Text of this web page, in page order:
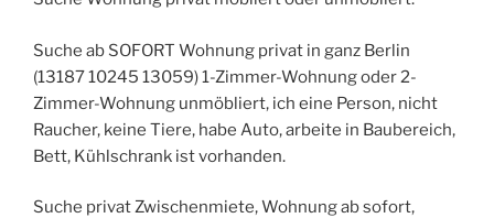
Suche ab SOFORT Wohnung privat in ganz Berlin
(13187 10245 13059) 1-Zimmer-Wohnung oder 2-
Zimmer-Wohnung unmöbliert, ich eine Person, nicht
Raucher, keine Tiere, habe Auto, arbeite in Baubereich,
Bett, Kühlschrank ist vorhanden.
Suche privat Zwischenmiete, Wohnung ab sofort,